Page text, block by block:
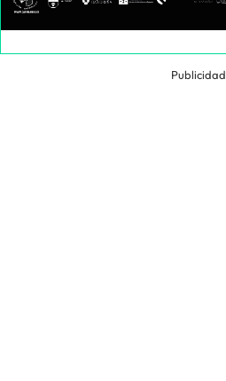
Publicidad